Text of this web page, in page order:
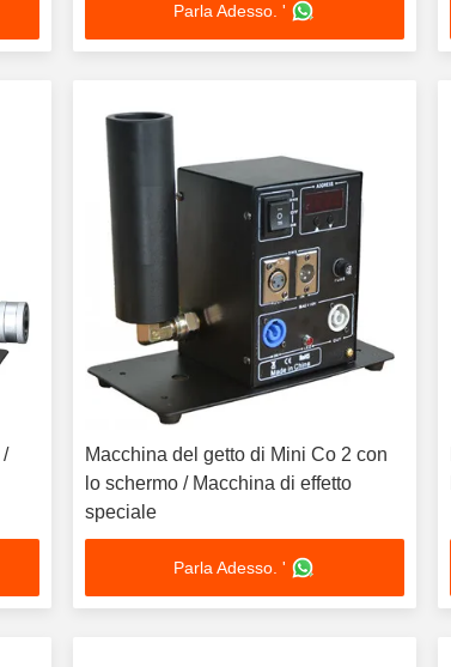
Parla Adesso. '
Macchina del getto di Mini Co 2 con
lo schermo / Macchina di effetto
speciale
Parla Adesso. '